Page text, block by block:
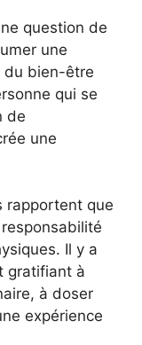
question de
une
du bien-être
qui se
de
une
rapportent que
Il y a
gratifiant à
à doser
expérience